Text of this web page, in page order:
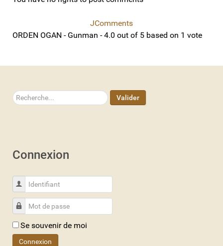
JComments
ORDEN OGAN - Gunman -4.0 out of 5 based on 1 vote
Rechercher Valider
Connexion
Identifiant
Mot de passe
Se souvenir de moi
Connexion